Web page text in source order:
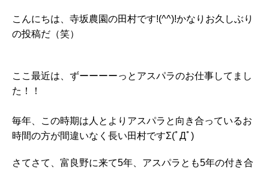
こんにちは、寺坂農園の田村です!(^^)!かなりお久しぶり
の投稿だ（笑）
ここ最近は、ずーーーーっとアスパラのお仕事してまし
た！！
毎年、この時期は人とよりアスパラと向き合っているお
時間の方が間違いなく長い田村ですΣ(ﾟДﾟ)
さてさて、富良野に来て5年、アスパラとも5年の付き合